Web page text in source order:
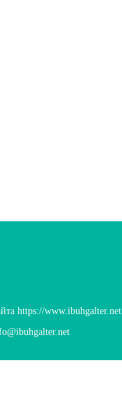
https://www.ibuhgalter.net